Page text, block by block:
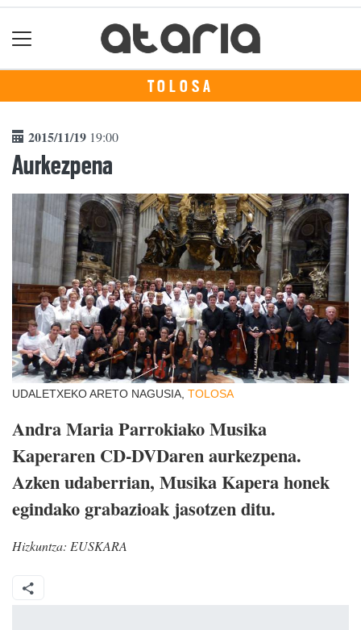
TOLOSA
2015/11/19 19:00
Aurkezpena
UDALETXEKO ARETO NAGUSIA, TOLOSA
Andra Maria Parrokiako Musika
Kaperaren CD-DVDaren aurkezpena.
Azken udaberrian, Musika Kapera honek
egindako grabazioak jasotzen ditu.
Hizkuntza: EUSKARA